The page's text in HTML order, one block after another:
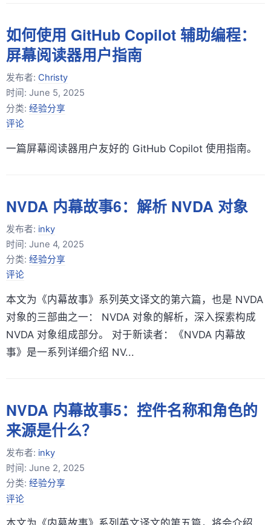
如何使用 GitHub Copilot 辅助编程：
屏幕阅读器用户指南
发布者: Christy
时间: June 5, 2025
分类: 经验分享
评论
一篇屏幕阅读器用户友好的 GitHub Copilot 使用指南。
NVDA 内幕故事6：解析 NVDA 对象
发布者: inky
时间: June 4, 2025
分类: 经验分享
评论
本文为《内幕故事》系列英文译文的第六篇，也是 NVDA
对象的三部曲之一： NVDA 对象的解析，深入探索构成
NVDA 对象组成部分。 对于新读者：《NVDA 内幕故
事》是一系列详细介绍 NV...
NVDA 内幕故事5：控件名称和角色的
来源是什么？
发布者: inky
时间: June 2, 2025
分类: 经验分享
评论